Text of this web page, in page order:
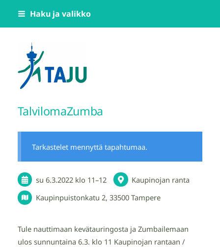
Siirry
Haku ja valikko
Tampereen Jumppatiimi TAJU ry
TalvilomaZumba
Tarkastelet mennyttä tapahtumaa.
su 6.3.2022 klo 11–12
Kaupinojan ranta
Kaupinpuistonkatu 2, 33500 Tampere
Tule nauttimaan kevätauringosta ja Zumbailemaan
ulos sunnuntaina 6.3. klo 11 Kaupinojan rantaan /